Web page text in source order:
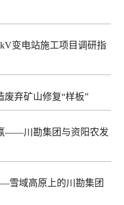
变电站施工项目调研指
弃矿山修复“样板”
——川勘集团与资阳农发
雪域高原上的川勘集团